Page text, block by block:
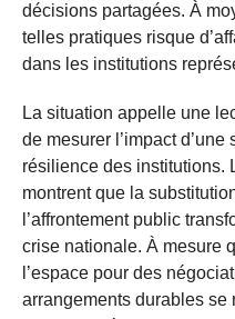
décisions partagées. À
telles pratiques risque
dans les institutions
La situation appelle une
de mesurer l’impact
résilience des institutions.
montrent que la
l’affrontement public
crise nationale. À mesure
l’espace pour des
arrangements durables se